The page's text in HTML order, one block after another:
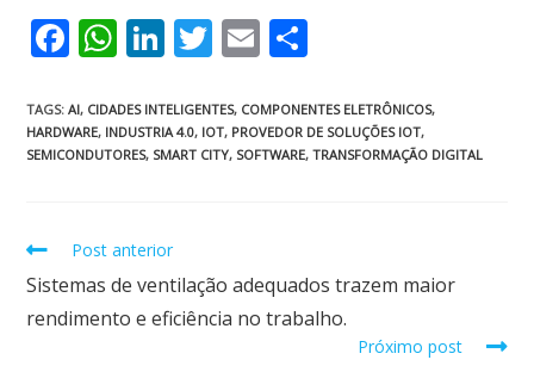
F
e
b
k
W
at
s
p
Li
k
e
T
itt
er
E
ai
l
ar
e
TAGS:AI, CIDADES INTELIGENTES, COMPONENTES ELETRÔNICOS,
HARDWARE, INDUSTRIA 4.0, IOT, PROVEDOR DE SOLUÇÕES IOT,
SEMICONDUTORES, SMART CITY, SOFTWARE, TRANSFORMAÇÃO DIGITAL
Post anterior
Sistemas de ventilação adequados trazem maior
rendimento e eficiência no trabalho.
Próximo post